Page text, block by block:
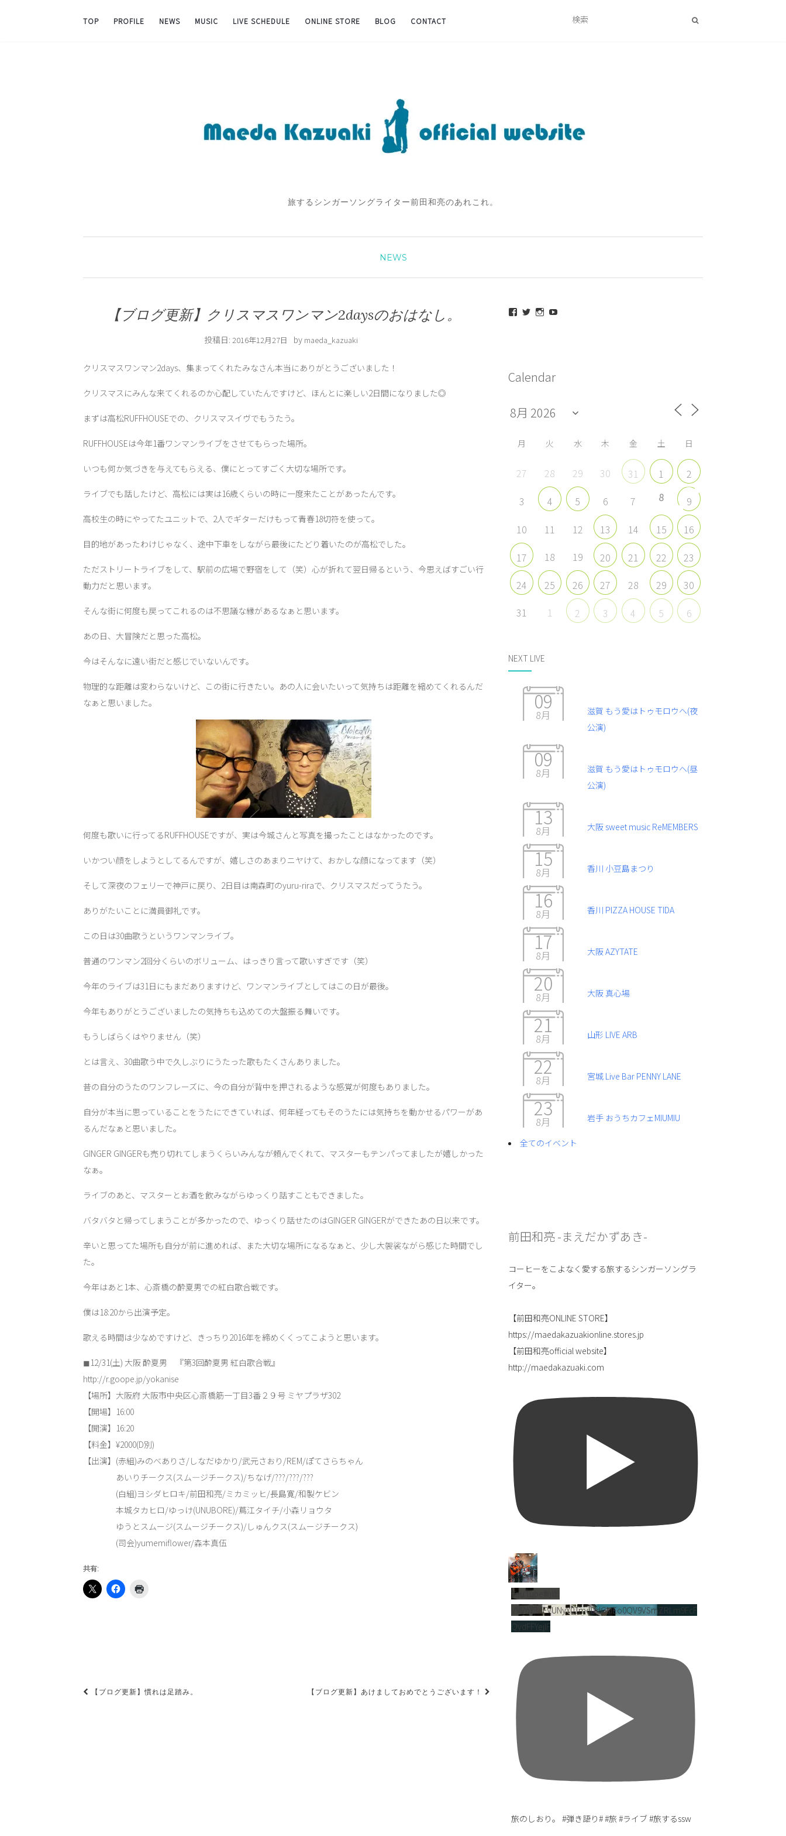
TOP PROFILE NEWS MUSIC LIVE SCHEDULE ONLINE STORE BLOG CONTACT
旅するシンガーソングライター前田和亮のあれこれ。
NEWS
【ブログ更新】クリスマスワンマン2daysのおはなし。
投稿日: 2016年12月27日 by maeda_kazuaki
クリスマスワンマン2days、集まってくれたみなさん本当にありがとうございました！
クリスマスにみんな来てくれるのか心配していたんですけど、ほんとに楽しい2日間になりました◎
まずは高松RUFFHOUSEでの、クリスマスイヴでもうたう。
RUFFHOUSEは今年1番ワンマンライブをさせてもらった場所。
いつも何か気づきを与えてもらえる、僕にとってすごく大切な場所です。
ライブでも話したけど、高松には実は16歳くらいの時に一度来たことがあったんです。
高校生の時にやってたユニットで、2人でギターだけもって青春18切符を使って。
目的地があったわけじゃなく、途中下車をしながら最後にたどり着いたのが高松でした。
ただストリートライブをして、駅前の広場で野宿をして（笑）心が折れて翌日帰るという、今思えばすごい行
動力だと思います。
そんな街に何度も戻ってこれるのは不思議な縁があるなぁと思います。
あの日、大冒険だと思った高松。
今はそんなに遠い街だと感じでいないんです。
物理的な距離は変わらないけど、この街に行きたい。あの人に会いたいって気持ちは距離を縮めてくれるんだ
なぁと思いました。
何度も歌いに行ってるRUFFHOUSEですが、実は今城さんと写真を撮ったことはなかったのです。
いかつい顔をしようとしてるんですが、嬉しさのあまりニヤけて、おかしな顔になってます（笑）
そして深夜のフェリーで神戸に戻り、2日目は南森町のyuru-riraで、クリスマスだってうたう。
ありがたいことに満員御礼です。
この日は30曲歌うというワンマンライブ。
普通のワンマン2回分くらいのボリューム、はっきり言って歌いすぎです（笑）
今年のライブは31日にもまだありますけど、ワンマンライブとしてはこの日が最後。
今年もありがとうございましたの気持ちも込めての大盤振る舞いです。
もうしばらくはやりません（笑）
とは言え、30曲歌う中で久しぶりにうたった歌もたくさんありました。
昔の自分のうたのワンフレーズに、今の自分が背中を押されるような感覚が何度もありました。
自分が本当に思っていることをうたにできていれば、何年経ってもそのうたには気持ちを動かせるパワーがあ
るんだなぁと思いました。
GINGER GINGERも売り切れてしまうくらいみんなが頼んでくれて、マスターもテンパってましたが嬉しかった
なぁ。
ライブのあと、マスターとお酒を飲みながらゆっくり話すこともできました。
バタバタと帰ってしまうことが多かったので、ゆっくり話せたのはGINGER GINGERができたあの日以来です。
辛いと思ってた場所も自分が前に進めれば、また大切な場所になるなぁと、少し大袈裟ながら感じた時間でし
た。
今年はあと1本、心斎橋の酔夏男での紅白歌合戦です。
僕は18:20から出演予定。
歌える時間は少なめですけど、きっちり2016年を締めくくってこようと思います。
◼︎12/31(土) 大阪 酔夏男 『第3回酔夏男 紅白歌合戦』
http://r.goope.jp/yokanise
【場所】大阪府 大阪市中央区心斎橋筋一丁目3番２９号 ミヤプラザ302
【開場】16:00
【開演】16:20
【料金】¥2000(D別)
【出演】(赤組)みのべありさ/しなだゆかり/武元さおり/REM/ぽてさらちゃん
あいりチークス(スム―ジチークス)/ちなげ/???/???/???
(白組)ヨシダヒロキ/前田和亮/ミカミッヒ/長島寛/和製ケビン
本城タカヒロ/ゆっけ(UNUBORE)/蔦江タイチ/小森リョウタ
ゆうとスムージ(スムージチークス)/しゅんクス(スムージチークス)
(司会)yumemiflower/森本真伍
共有:
投【ブログ更新】慣れは足踏み。 【ブログ更新】あけましておめでとうございます！
maeda_kazuaki@me.com
さ
ィ
ー
を
Facebook
示
maedakazuaki
さ
ィ
ー
を
Twitter
maede_kazuaki
さ
ィ
ー
を
Instagram
示
MaedeKazuaki128
YouTube
Calendar
月 火 水 木 金 土 日
27 28 29 30 31 1
2
3
4 5 6 7 8
9
10
11 12 13 14 15
16
17
18 19 20 21 22
23
24
25 26 27 28 29
30
31
1 2 3 4 5 6
NEXT LIVE
09
8月
滋賀 もう愛はトゥモロウヘ(夜
公演)
09
8月
滋賀 もう愛はトゥモロウヘ(昼
公演)
13
8月 大阪 sweet music ReMEMBERS
15
8月 香川 小豆島まつり
16
8月 香川 PIZZA HOUSE TIDA
17
8月 大阪 AZYTATE
20
8月 大阪 真心場
21
8月 山形 LIVE ARB
22
8月 宮城 Live Bar PENNY LANE
23
8月 岩手 おうちカフェMIUMIU
全てのイベント
前田和亮 -まえだかずあき-
コーヒーをこよなく愛する旅するシンガーソングラ
イター。
【前田和亮ONLINE STORE】
https://maedakazuakionline.stores.jp
【前田和亮official website】
http://maedakazuaki.com
YouTube動画
VVVnY3dFVUNyY01mdDdGMEo0QV9VSmZRLm9FcF
QydFFYejlF
旅のしおり。 #弾き語り# #旅 #ライブ #旅するssw